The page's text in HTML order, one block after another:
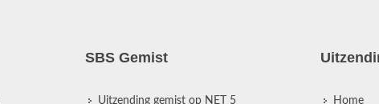
SBS Gemist
Uitzending gemist op NET 5 Home